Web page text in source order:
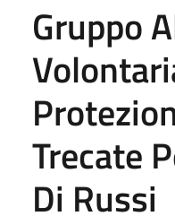
Gruppo
Trecate
Di Russi